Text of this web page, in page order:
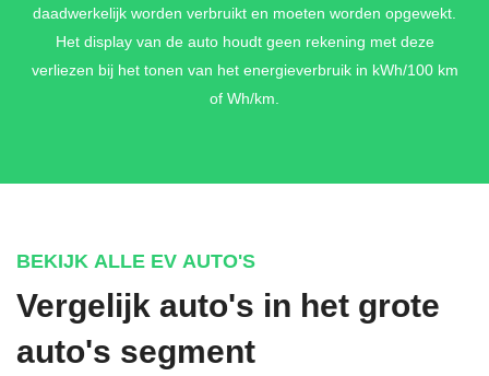
REAR SEAT PAKKET PLUS
MANUFAKTUR INTERIEURPAKKET
MANUFAKTUR stuurwiel in tweekleurig nappaleder + 590 -
daadwerkelijk worden verbruikt en moeten worden opgewekt.
Het display van de auto houdt geen rekening met deze
verliezen bij het tonen van het energieverbruik in kWh/100 km
of Wh/km.
BEKIJK ALLE EV AUTO'S
Vergelijk auto's in het grote
auto's segment